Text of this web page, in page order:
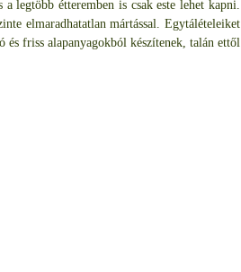
a legtöbb étteremben is csak este lehet kapni.
elmaradhatatlan mártással. Egytálételeiket
és friss alapanyagokból készítenek, talán ettől